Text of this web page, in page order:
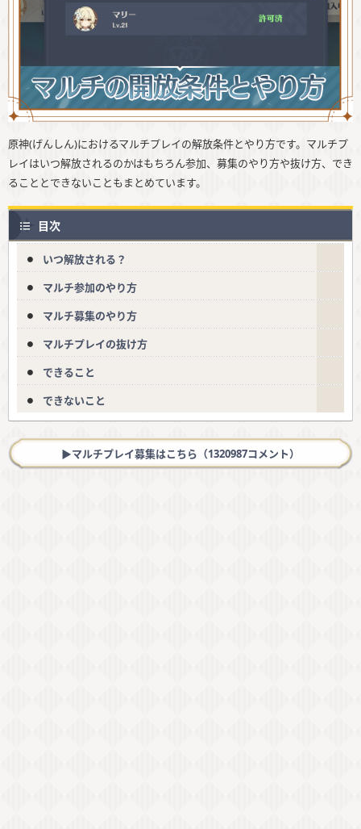
原神(げんしん)におけるマルチプレイの解放条件とやり方です。マルチプ
レイはいつ解放されるのかはもちろん参加、募集のやり方や抜け方、でき
ることとできないこともまとめています。
目次
いつ解放される？
マルチ参加のやり方
マルチ募集のやり方
マルチプレイの抜け方
できること
できないこと
▶︎マルチプレイ募集はこちら（1320987コメント）